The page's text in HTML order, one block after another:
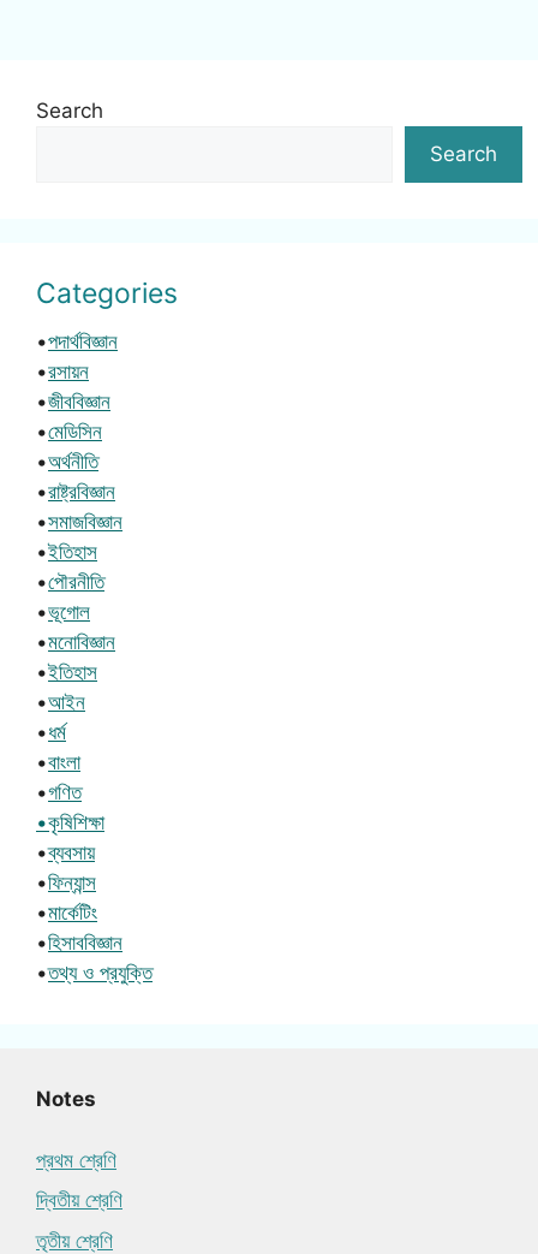
Search
Search
Categories
•পদার্থবিজ্ঞান
•রসায়ন
•জীববিজ্ঞান
•মেডিসিন
•অর্থনীতি
•রাষ্ট্রবিজ্ঞান
•সমাজবিজ্ঞান
•ইতিহাস
•পৌরনীতি
•ভূগোল
•মনোবিজ্ঞান
•ইতিহাস
•আইন
•ধর্ম
•বাংলা
•গণিত
•কৃষিশিক্ষা
•ব্যবসায়
•ফিন্যান্স
•মার্কেটিং
•হিসাববিজ্ঞান
•তথ্য ও প্রযুক্তি
Notes
প্রথম শ্রেণি
দ্বিতীয় শ্রেণি
তৃতীয় শ্রেণি